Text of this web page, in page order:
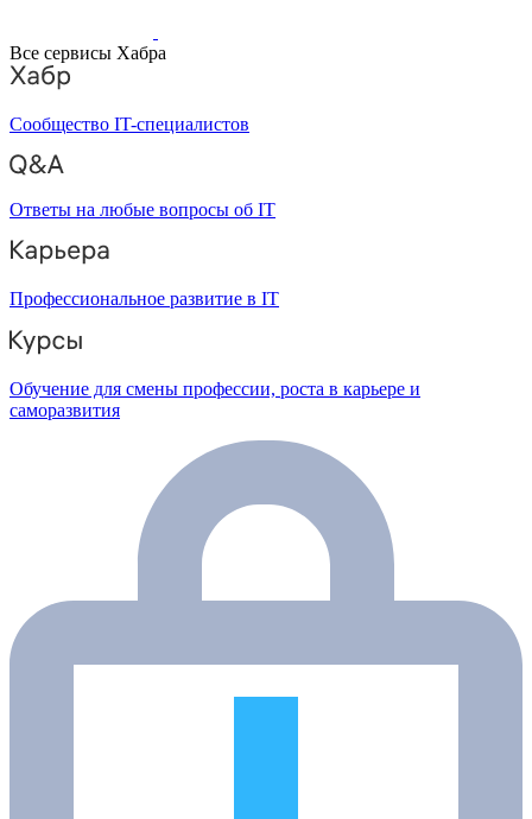
Все сервисы Хабра
Сообщество IT-специалистов
Ответы на любые вопросы об IT
Профессиональное развитие в IT
Обучение для смены профессии, роста в карьере и
саморазвития